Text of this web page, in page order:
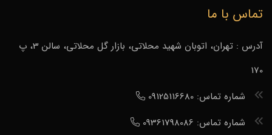
تماس با ما
آدرس : تهران، اتوبان شهید محلاتی، بازار گل محلاتی، سالن 3، پ
170
شماره تماس: 09125116680
شماره تماس: 09361798086